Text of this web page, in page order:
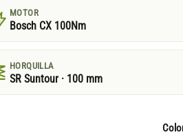
MOTOR
Bosch CX 100Nm
HORQUILLA
SR Suntour · 100 mm